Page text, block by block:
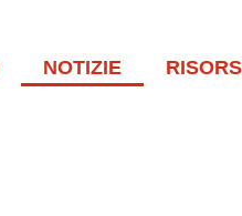
NOTIZIE